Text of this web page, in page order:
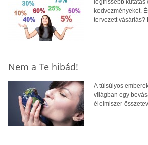
legfrissebb kutatás
kedvezményeket.
tervezett vásárlás?
Nem a Te hibád!
A túlsúlyos
világban egy
élelmiszer-